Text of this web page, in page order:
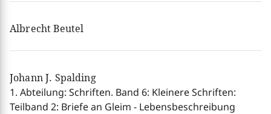
Albrecht Beutel
Johann J. Spalding
1. Abteilung: Schriften. Band 6: Kleinere Schriften:
Teilband 2: Briefe an Gleim - Lebensbeschreibung